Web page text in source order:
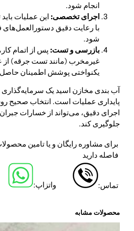
انجام شود.
اجرای تخصصی: این عملیات
با رعایت دقیق دستورالعمل‌های
شود.
بازرسی و تست: پس از اتمام
غیرمخرب (مانند تست جرقه) از
یکنواختی پوشش اطمینان
آب بندی مخازن اسید یک سرمایه‌گذاری
پایداری عملیات است. انتخاب صحیح
اجرای دقیق، می‌تواند از خسارات
جلوگیری کند.
برای مشاوره رایگان و یا تامین
فاصله دارید
تماس: واتزاپ:
محصولات مشابه